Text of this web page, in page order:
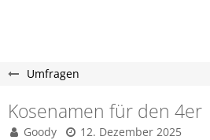
Umfragen
Kosenamen für den 4er
Goody
12. Dezember 2025